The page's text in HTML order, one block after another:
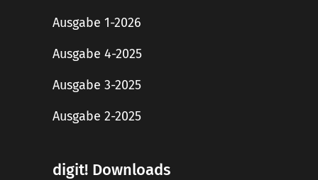
Ausgabe 1-2026
Ausgabe 4-2025
Ausgabe 3-2025
Ausgabe 2-2025
digit! Downloads